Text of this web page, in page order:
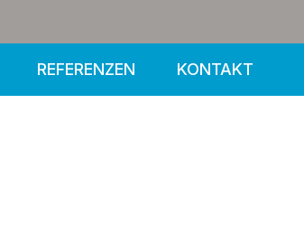
REFERENZEN KONTAKT